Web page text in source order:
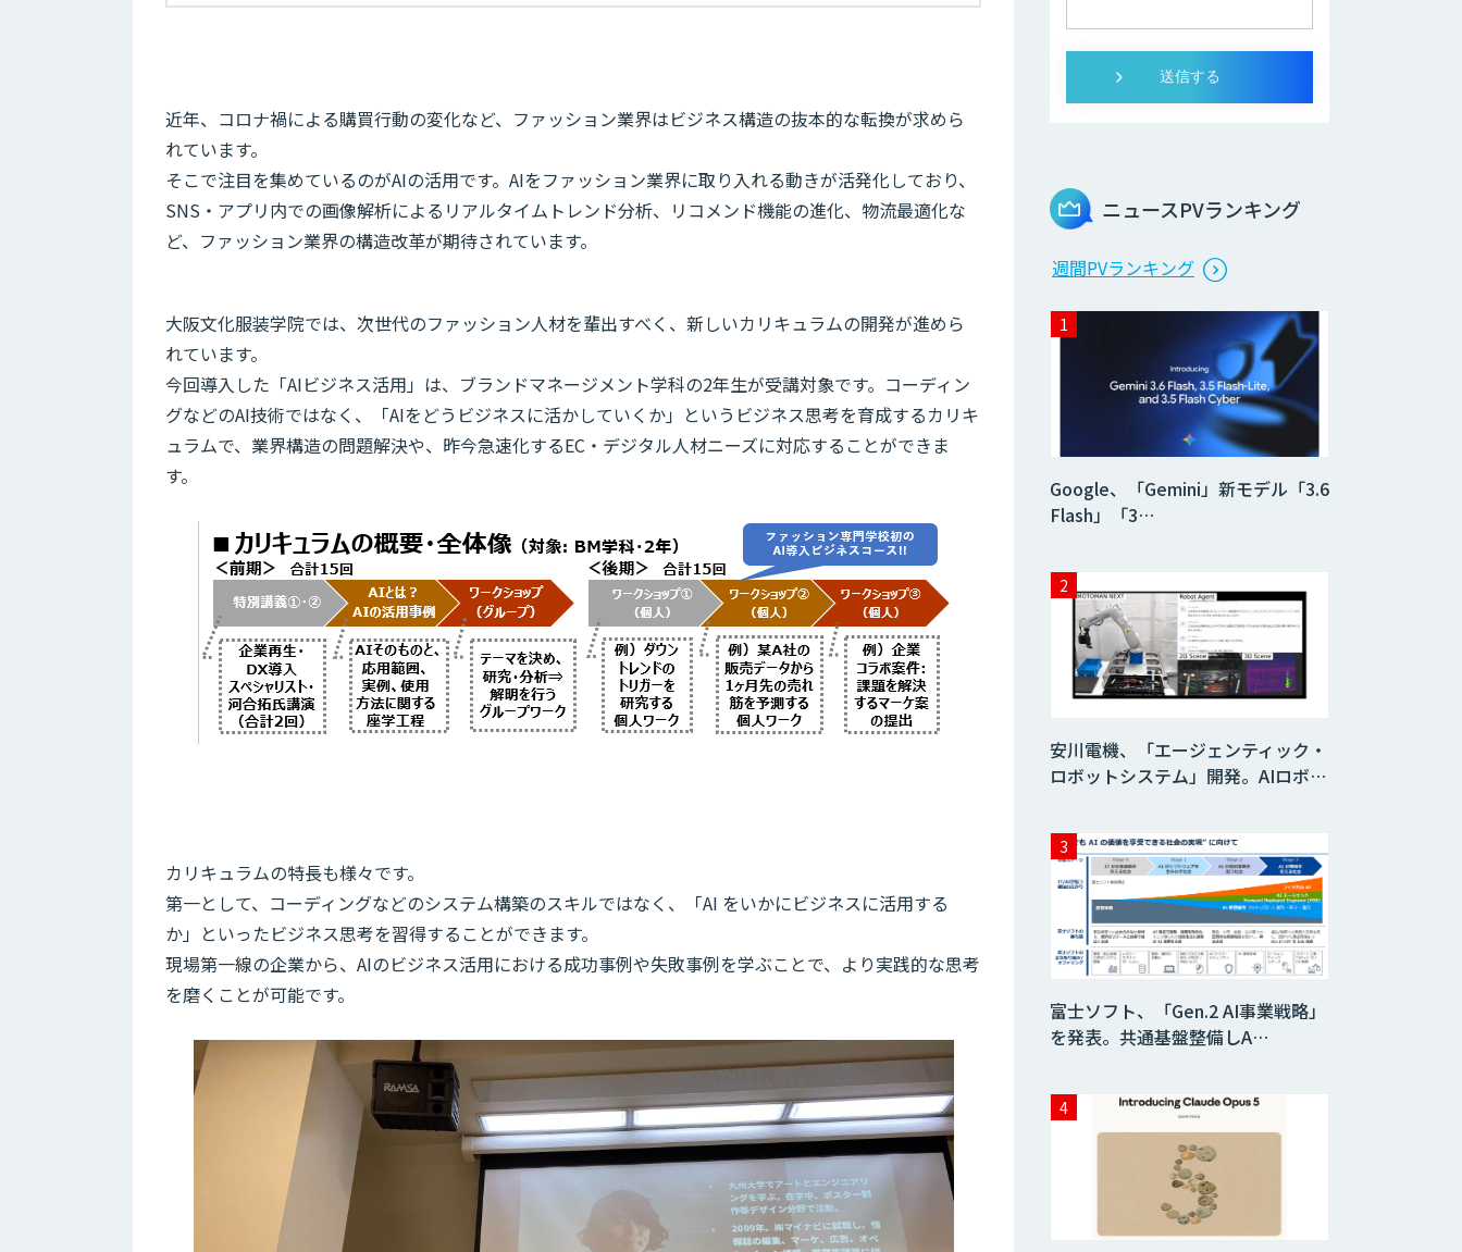
近年、コロナ禍による購買行動の変化など、ファッション業界はビジネス構造の抜本的な転換が求めら
れています。
そこで注目を集めているのがAIの活用です。AIをファッション業界に取り入れる動きが活発化しており、
SNS・アプリ内での画像解析によるリアルタイムトレンド分析、リコメンド機能の進化、物流最適化な
ど、ファッション業界の構造改革が期待されています。
大阪文化服装学院では、次世代のファッション人材を輩出すべく、新しいカリキュラムの開発が進めら
れています。
今回導入した「AIビジネス活用」は、ブランドマネージメント学科の2年生が受講対象です。コーディン
グなどのAI技術ではなく、「AIをどうビジネスに活かしていくか」というビジネス思考を育成するカリキ
ュラムで、業界構造の問題解決や、昨今急速化するEC・デジタル人材ニーズに対応することができま
す。
カリキュラムの特長も様々です。
第一として、コーディングなどのシステム構築のスキルではなく、「AI をいかにビジネスに活用する
か」といったビジネス思考を習得することができます。
現場第一線の企業から、AIのビジネス活用における成功事例や失敗事例を学ぶことで、より実践的な思考
を磨くことが可能です。
ニュースPVランキング
週間PVランキング
Google、「Gemini」新モデル「3.6
Flash」「3…
安川電機、「エージェンティック・
ロボットシステム」開発。AIロボ…
富士ソフト、「Gen.2 AI事業戦略」
を発表。共通基盤整備しA…